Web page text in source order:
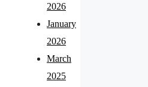
2026
January
2026
March
2025